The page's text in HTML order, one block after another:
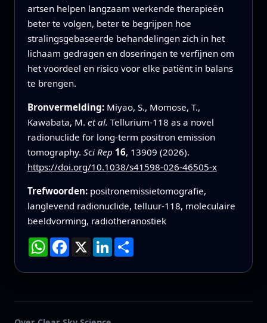
artsen helpen langzaam werkende therapieën
beter te volgen, beter te begrijpen hoe
stralingsgebaseerde behandelingen zich in het
lichaam gedragen en doseringen te verfijnen om
het voordeel en risico voor elke patiënt in balans
te brengen.
Bronvermelding: Miyao, S., Momose, T.,
Kawabata, M. et al. Tellurium-118 as a novel
radionuclide for long-term positron emission
tomography. Sci Rep 16, 13909 (2026).
https://doi.org/10.1038/s41598-026-46505-x
Trefwoorden: positronemissietomografie,
langlevend radionuclide, telluur-118, moleculaire
beeldvorming, radiotheranostiek
WhatsApp
Facebook
X LinkedIn
Deel